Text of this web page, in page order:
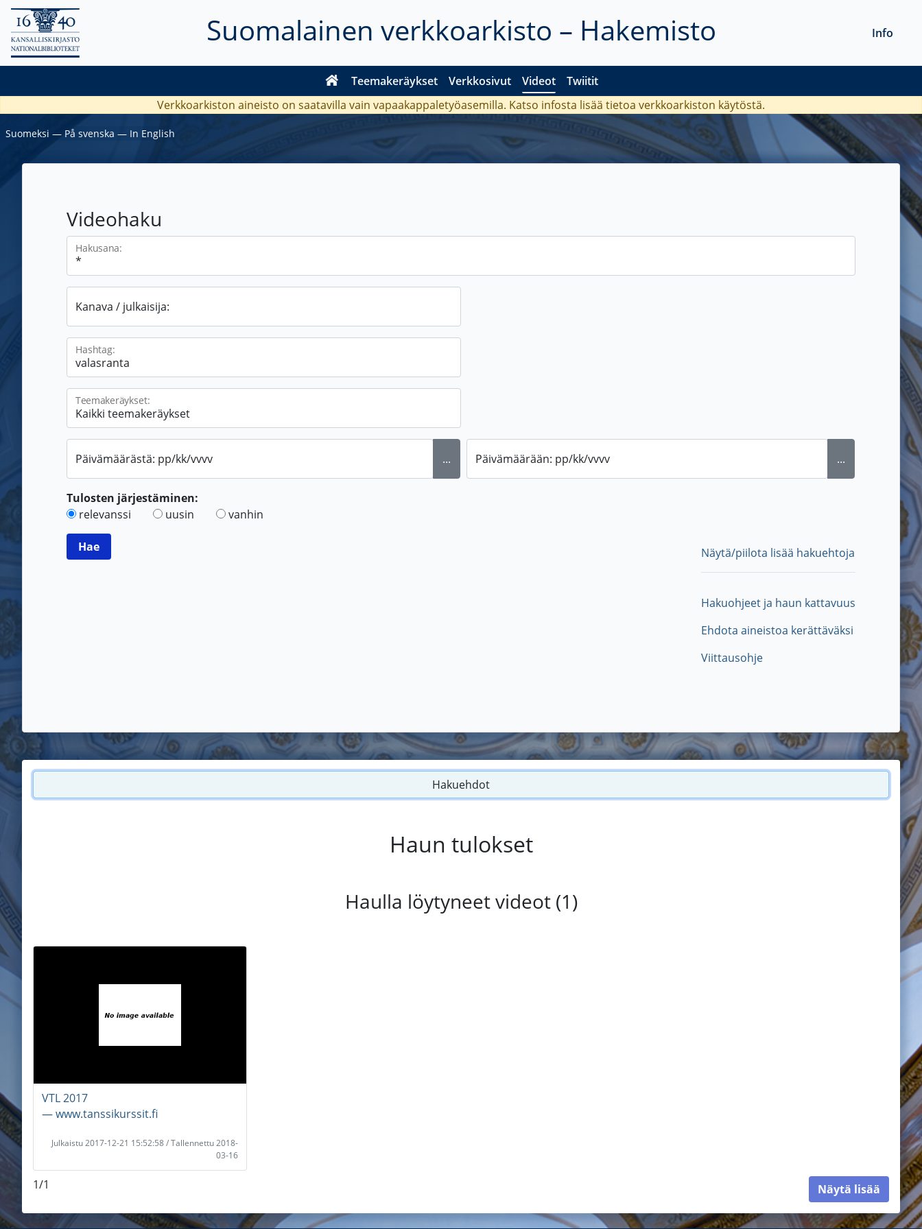
Suomalainen verkkoarkisto – Hakemisto
Teemakeräykset Verkkosivut Videot Twiitit
Info
Verkkoarkiston aineisto on saatavilla vain vapaakappaletyöasemilla. Katso infosta lisää tietoa verkkoarkiston käytöstä.
Suomeksi ― På svenska ― In English
Videohaku
Hakusana:
Kanava / julkaisija:
Hashtag:
Teemakeräykset:
Päivämäärästä: pp/kk/vvvv ... Päivämäärään: pp/kk/vvvv ...
Tulosten järjestäminen:
relevanssi
uusin vanhin
Näytä/piilota lisää hakuehtoja
Hakuohjeet ja haun kattavuus
Ehdota aineistoa kerättäväksi
Viittausohje
Hakuehdot
Haun tulokset
Haulla löytyneet videot (1)
VTL 2017
― www.tanssikurssit.fi
Julkaistu 2017-12-21 15:52:58 / Tallennettu 2018-
03-16
1/1 Näytä lisää